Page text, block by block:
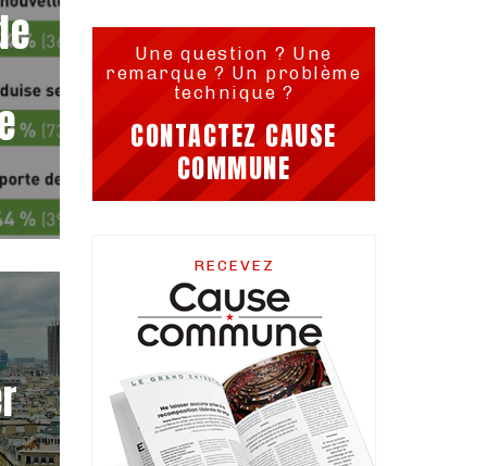
Une question ? Une
remarque ? Un problème
technique ?
CONTACTEZ CAUSE
COMMUNE
RECEVEZ